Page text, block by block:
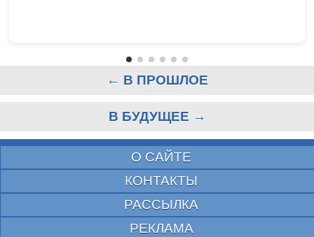
← В ПРОШЛОЕ
В БУДУЩЕЕ →
О САЙТЕ
КОНТАКТЫ
РАССЫЛКА
РЕКЛАМА